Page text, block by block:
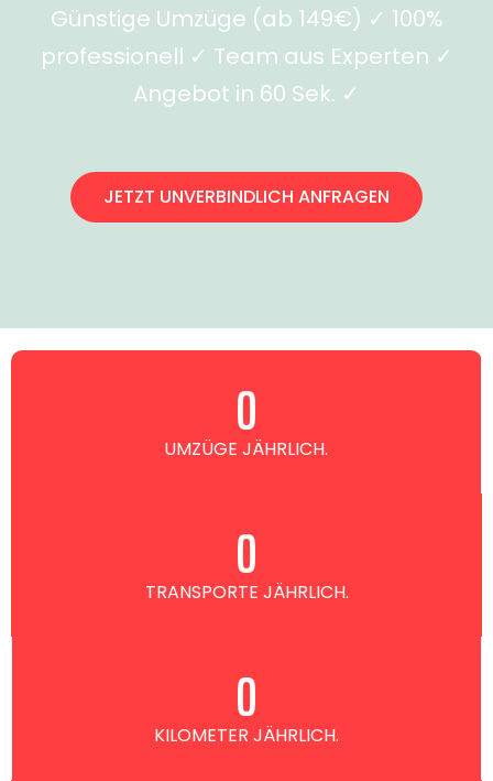
Günstige Umzüge (ab 149€) ✓ 100%
professionell ✓ Team aus Experten ✓
Angebot in 60 Sek. ✓
JETZT UNVERBINDLICH ANFRAGEN
UMZÜGE JÄHRLICH.
0
TRANSPORTE JÄHRLICH.
0
KILOMETER JÄHRLICH.
0